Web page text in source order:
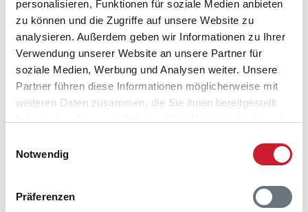
personalisieren, Funktionen für soziale Medien anbieten
zu können und die Zugriffe auf unsere Website zu
analysieren. Außerdem geben wir Informationen zu Ihrer
Verwendung unserer Website an unsere Partner für
soziale Medien, Werbung und Analysen weiter. Unsere
Partner führen diese Informationen möglicherweise mit
weiteren Daten zusammen, die Sie ihnen bereitgestellt
Notwendig
Präferenzen
Belegungskalender